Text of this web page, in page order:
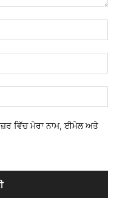
ਵਿੱਚ ਮੇਰਾ ਨਾਮ, ਈਮੇਲ ਅਤੇ